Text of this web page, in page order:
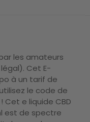
les amateurs
Cet E-
à un tarif de
le code de
! Cet e liquide CBD
est de spectre